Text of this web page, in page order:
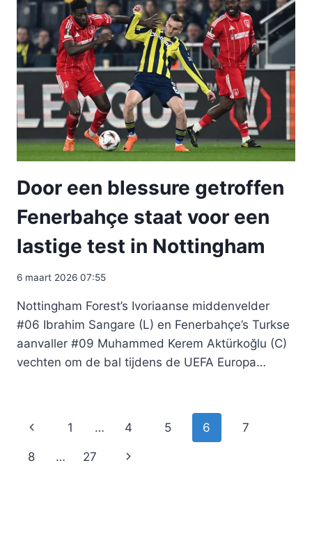
Door een blessure getroffen
Fenerbahçe staat voor een
lastige test in Nottingham
6 maart 2026 07:55
Nottingham Forest’s Ivoriaanse middenvelder
#06 Ibrahim Sangare (L) en Fenerbahçe’s Turkse
aanvaller #09 Muhammed Kerem Aktürkoğlu (C)
vechten om de bal tijdens de UEFA Europa…
Paginanavigatie
Vorige
pagina
1 … 4 5 6 7
8 … 27
Volgende